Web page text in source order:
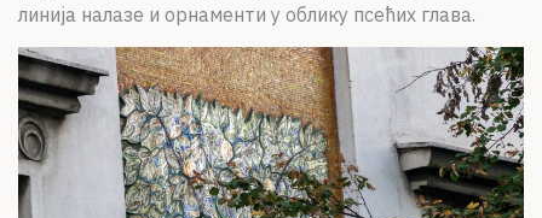
линија налазе и орнаменти у облику псећих глава.